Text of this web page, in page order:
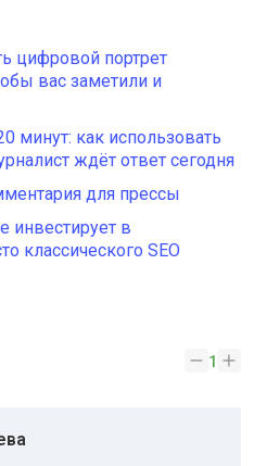
цифровой портрет
вас заметили и
минут: как использовать
ждёт ответ сегодня
для прессы
инвестирует в
классического SEO
1